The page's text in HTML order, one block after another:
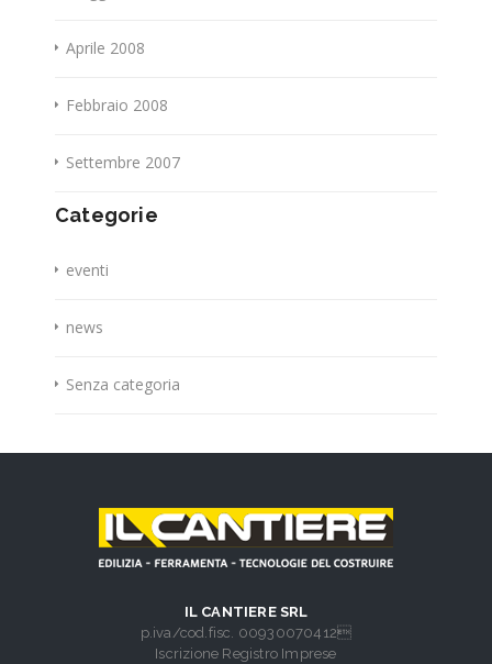
Aprile 2008
Febbraio 2008
Settembre 2007
Categorie
eventi
news
Senza categoria
IL CANTIERE SRL
p.iva/cod.fisc. 00930070412
Iscrizione Registro Imprese